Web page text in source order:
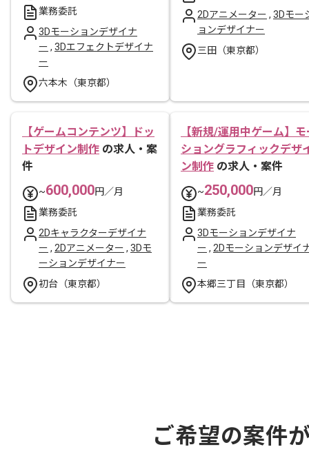
業務委託
3Dモーションデザイナ
ー , 3Dエフェクトデザイナ
ー
六本木（東京都）
2Dアニメーター , 3Dモー
ョンデザイナー
三田（東京都）
【ゲームコンテンツ】ドッ
トデザイン制作 の求人・案
件
~600,000円／月
業務委託
2Dキャラクターデザイナ
ー , 2Dアニメーター , 3Dモ
ーションデザイナー
初台（東京都）
【新規/運用中ゲーム】モ
ショングラフィックデザ
ン制作 の求人・案件
~250,000円／月
業務委託
3Dモーションデザイナ
ー , 2Dモーションデザイ
ー
本郷三丁目（東京都）
ご希望の案件